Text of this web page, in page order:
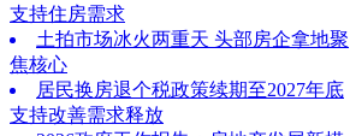
支持住房需求
土拍市场冰火两重天 头部房企拿地聚
焦核心
居民换房退个税政策续期至2027年底
支持改善需求释放